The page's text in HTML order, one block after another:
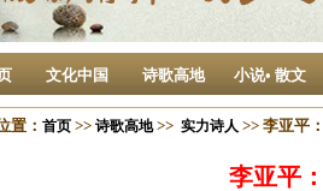
文化中国 诗歌高地 小说• 散文
置： 首页 >> 诗歌高地>> 实力诗人 >> 李亚平
李亚平